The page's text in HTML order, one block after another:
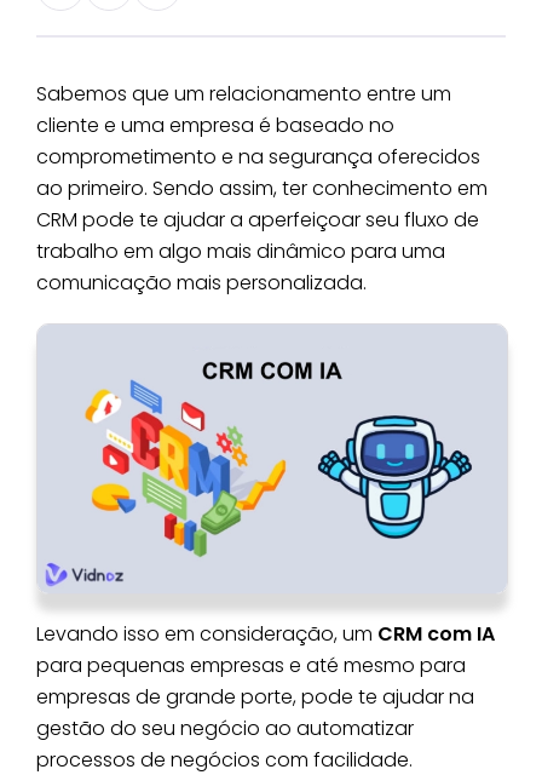
Sabemos que um relacionamento entre um
cliente e uma empresa é baseado no
comprometimento e na segurança oferecidos
ao primeiro. Sendo assim, ter conhecimento em
CRM pode te ajudar a aperfeiçoar seu fluxo de
trabalho em algo mais dinâmico para uma
comunicação mais personalizada.
Levando isso em consideração, um CRM com IA
para pequenas empresas e até mesmo para
empresas de grande porte, pode te ajudar na
gestão do seu negócio ao automatizar
processos de negócios com facilidade.